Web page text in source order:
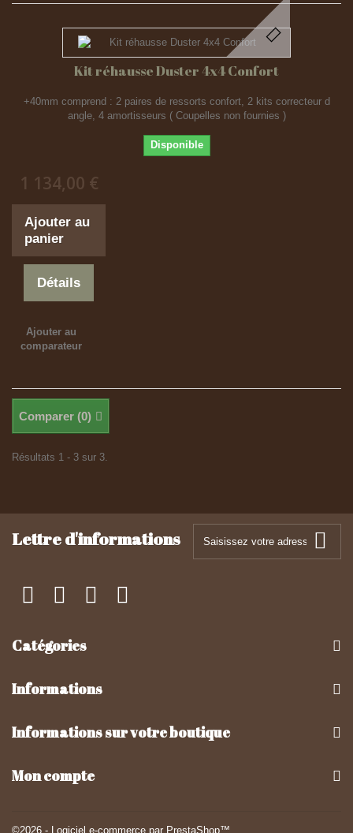
Kit réhausse Duster 4x4 Confort
+40mm comprend : 2 paires de ressorts confort, 2 kits correcteur d
angle, 4 amortisseurs ( Coupelles non fournies )
Disponible
1 134,00 €
Ajouter au
panier
Détails
Ajouter au
comparateur
Comparer (0)
Résultats 1 - 3 sur 3.
Lettre d'informations
Catégories
Informations
©2026 - Logiciel e-commerce par PrestaShop™
Informations sur votre boutique
Mon compte